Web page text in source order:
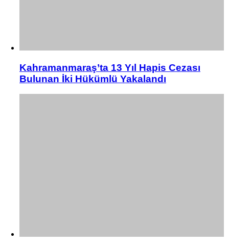
Kahramanmaraş’ta 13 Yıl Hapis Cezası
Bulunan İki Hükümlü Yakalandı